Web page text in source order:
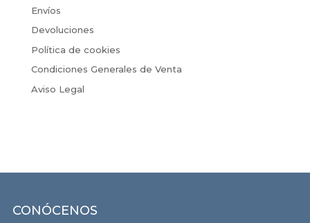
Envíos
Devoluciones
Política de cookies
Condiciones Generales de Venta
Aviso Legal
CONÓCENOS